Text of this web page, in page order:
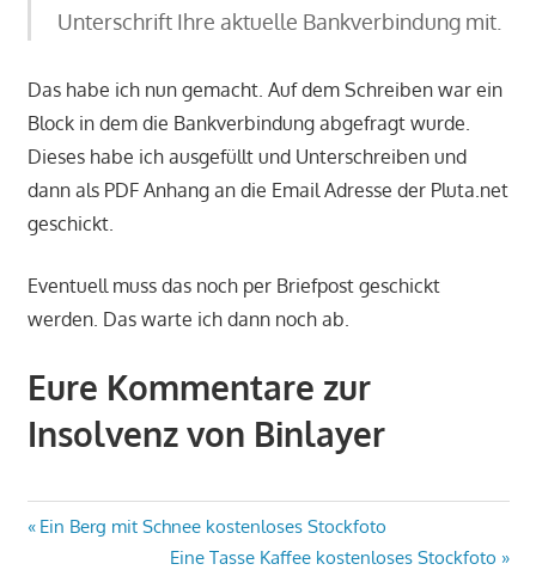
Unterschrift Ihre aktuelle Bankverbindung mit.
Das habe ich nun gemacht. Auf dem Schreiben war ein
Block in dem die Bankverbindung abgefragt wurde.
Dieses habe ich ausgefüllt und Unterschreiben und
dann als PDF Anhang an die Email Adresse der Pluta.net
geschickt.
Eventuell muss das noch per Briefpost geschickt
werden. Das warte ich dann noch ab.
Eure Kommentare zur
Insolvenz von Binlayer
Beitragsnavigation
Vorheriger
Ein Berg mit Schnee kostenloses Stockfoto
Nächster
Eine Tasse Kaffee kostenloses Stockfoto